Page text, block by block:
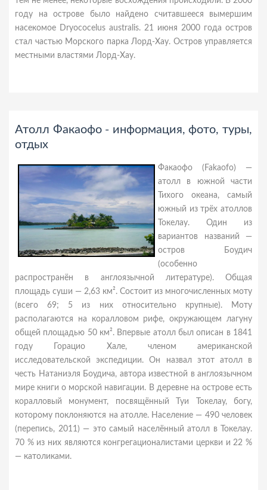
году на острове было найдено считавшееся вымершим
насекомое Dryococelus australis. 21 июня 2000 года остров
стал частью Морского парка Лорд-Хау. Остров управляется
местными властями Лорд-Хау.
Атолл Факаофо - информация, фото, туры,
отдых
Факаофо (Fakaofo) —
атолл в южной части
Тихого океана, самый
южный из трёх атоллов
Токелау. Один из
вариантов названий —
остров Боудич
(особенно
распространён в англоязычной литературе). Общая
площадь суши — 2,63 км². Состоит из многочисленных моту
(всего 69; 5 из них относительно крупные). Моту
располагаются на коралловом рифе, окружающем лагуну
общей площадью 50 км². Впервые атолл был описан в 1841
году Горацио Хале, членом американской
исследовательской экспедиции. Он назвал этот атолл в
честь Натаниэля Боудича, автора известной в англоязычном
мире книги о морской навигации. В деревне на острове есть
коралловый монумент, посвящённый Туи Токелау, богу,
которому поклоняются на атолле. Население — 490 человек
(перепись, 2011) — это самый населённый атолл в Токелау.
70 % из них являются конгрегационалистами церкви и 22 %
— католиками.